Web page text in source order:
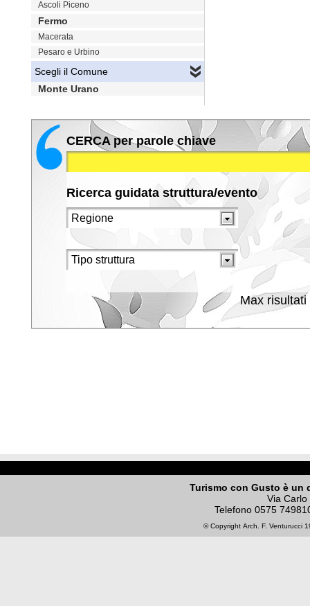
Ascoli Piceno
Fermo
Macerata
Pesaro e Urbino
Scegli il Comune
Monte Urano
CERCA per parole chiave
Ricerca guidata struttura/evento
Max risultati
Turismo con Gusto è un
Via
Telefono 0575
© Copyright Arch. F. Venturucci